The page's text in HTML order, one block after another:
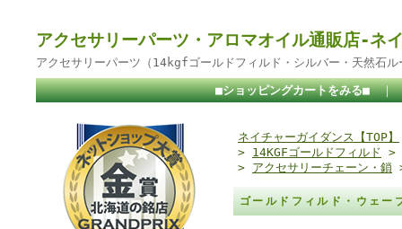
アクセサリーパーツ・アロマオイル通販店-ネ
アクセサリーパーツ（14kgfゴールドフィルド・シルバー・天然石
■ショッピングカートをみる■ ｜
ネイチャーガイダンス【TOP】
> 14KGFゴールドフィルド >
> アクセサリーチェーン・鎖
ゴールドフィルド・ウェ